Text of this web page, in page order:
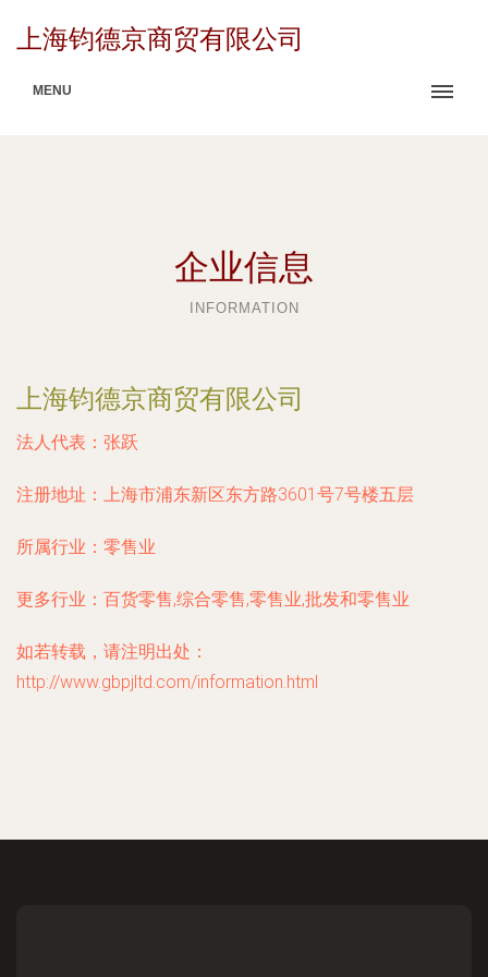
上海钧德京商贸有限公司
MENU
企业信息
INFORMATION
上海钧德京商贸有限公司
法人代表： 张跃
注册地址： 上海市浦东新区东方路3601号7号楼五层
所属行业： 零售业
更多行业： 百货零售,综合零售,零售业,批发和零售业
如若转载，请注明出处：
http://www.gbpjltd.com/information.html